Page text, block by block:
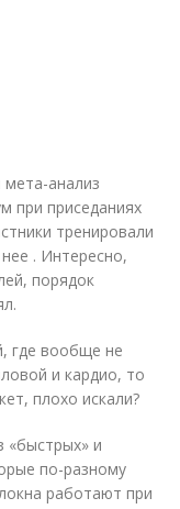
анализ
при приседаниях
тренировали
. Интересно,
порядок
где вообще не
и кардио, то
плохо искали?
«быстрых» и
по-разному
работают при